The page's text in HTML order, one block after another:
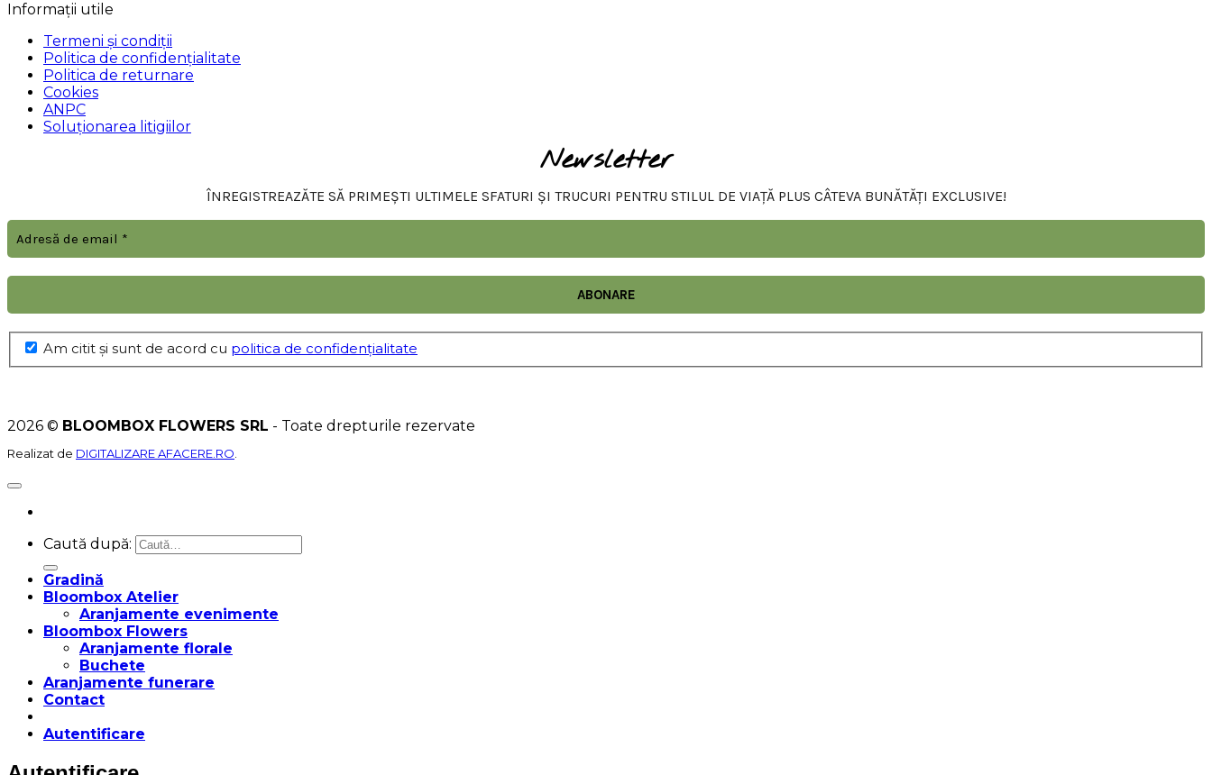
Informații utile
Termeni și condiții
Politica de confidențialitate
Politica de returnare
Cookies
ANPC
Soluționarea litigiilor
Newsletter
ÎNREGISTREAZĂTE SĂ PRIMEȘTI ULTIMELE SFATURI ȘI TRUCURI PENTRU STILUL DE VIAȚĂ PLUS CÂTEVA BUNĂTĂȚI EXCLUSIVE!
Am citit şi sunt de acord cu politica de confidențialitate
2026 © BLOOMBOX FLOWERS SRL - Toate drepturile rezervate
Realizat de DIGITALIZARE AFACERE.RO
Caută după:
Gradină
Bloombox Atelier
Aranjamente evenimente
Bloombox Flowers
Aranjamente florale
Buchete
Aranjamente funerare
Contact
Autentificare